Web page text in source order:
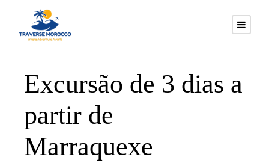
Excursão de 3 dias a
partir de
Marraquexe